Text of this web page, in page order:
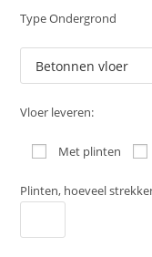
Type Ondergrond
Vloer leveren:
Met plinten
Plinten, hoeveel